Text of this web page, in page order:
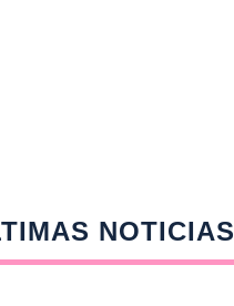
NOTICIAS